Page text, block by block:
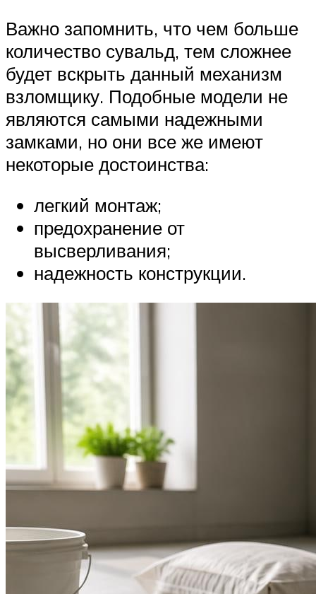
Важно запомнить, что чем больше
количество сувальд, тем сложнее
будет вскрыть данный механизм
взломщику. Подобные модели не
являются самыми надежными
замками, но они все же имеют
некоторые достоинства:
легкий монтаж;
предохранение от
высверливания;
надежность конструкции.